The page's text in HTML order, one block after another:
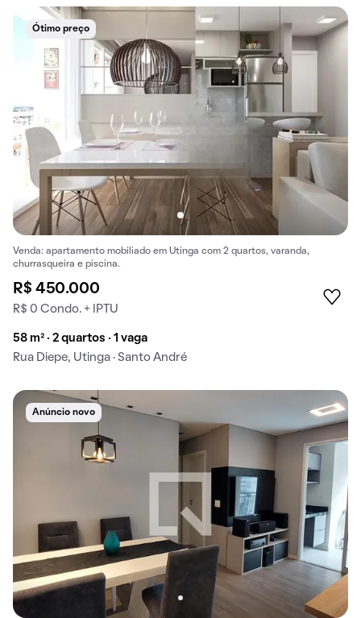
Ótimo preço
Venda: apartamento mobiliado em Utinga com 2 quartos, varanda,
churrasqueira e piscina.
R$ 450.000
R$ 0 Condo. + IPTU
58 m² · 2 quartos · 1 vaga
Rua Diepe, Utinga · Santo André
Anúncio novo